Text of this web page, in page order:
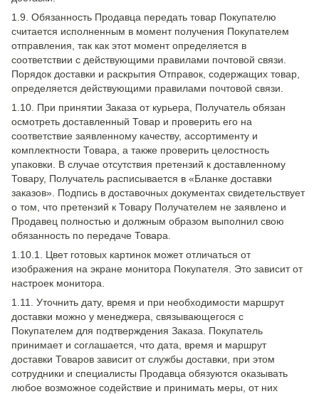
1.9. Обязанность Продавца передать товар Покупателю
считается исполненным в момент получения Покупателем
отправления, так как этот момент определяется в
соответствии с действующими правилами почтовой связи.
Порядок доставки и раскрытия Отправок, содержащих товар,
определяется действующими правилами почтовой связи.
1.10. При принятии Заказа от курьера, Получатель обязан
осмотреть доставленный Товар и проверить его на
соответствие заявленному качеству, ассортименту и
комплектности Товара, а также проверить целостность
упаковки. В случае отсутствия претензий к доставленному
Товару, Получатель расписывается в «Бланке доставки
заказов». Подпись в доставочных документах свидетельствует
о том, что претензий к Товару Получателем не заявлено и
Продавец полностью и должным образом выполнил свою
обязанность по передаче Товара.
1.10.1. Цвет готовых картинок может отличаться от
изображения на экране монитора Покупателя. Это зависит от
настроек монитора.
1.11. Уточнить дату, время и при необходимости маршрут
доставки можно у менеджера, связывающегося с
Покупателем для подтверждения Заказа. Покупатель
принимает и соглашается, что дата, время и маршрут
доставки Товаров зависит от службы доставки, при этом
сотрудники и специалисты Продавца обязуются оказывать
любое возможное содействие и принимать меры, от них